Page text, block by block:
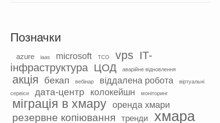
Позначки
azure iaas microsoft TCO vps ІТ-
інфраструктура ЦОД аварійне відновлення
акція бекап вебінар віддалена робота
віртуальні
сервіси
дата-центр колокейшн моніторинг
міграція в хмару оренда хмари
резервне копіювання тренди хмара